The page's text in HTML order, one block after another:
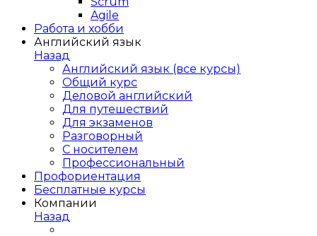
Agile
Работа и хобби
Английский язык
Назад
Английский язык (все курсы)
Общий курс
Деловой английский
Для путешествий
Для экзаменов
Разговорный
С носителем
Профессиональный
Профориентация
Бесплатные курсы
Компании
Назад